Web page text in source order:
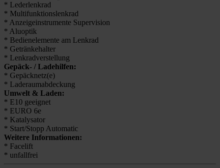
* Lederlenkrad
* Multifunktionslenkrad
* Anzeigeinstrumente Supervision
* Aluoptik
* Bedienelemente am Lenkrad
* Getränkehalter
* Lenkradverstellung
Gepäck- / Ladehilfen:
* Gepäcknetz(e)
* Laderaumabdeckung
Umwelt & Laden:
* E10 geeignet
* EURO 6e
* Katalysator
* Start/Stopp Automatic
Weitere Informationen:
* Facelift
* unfallfrei